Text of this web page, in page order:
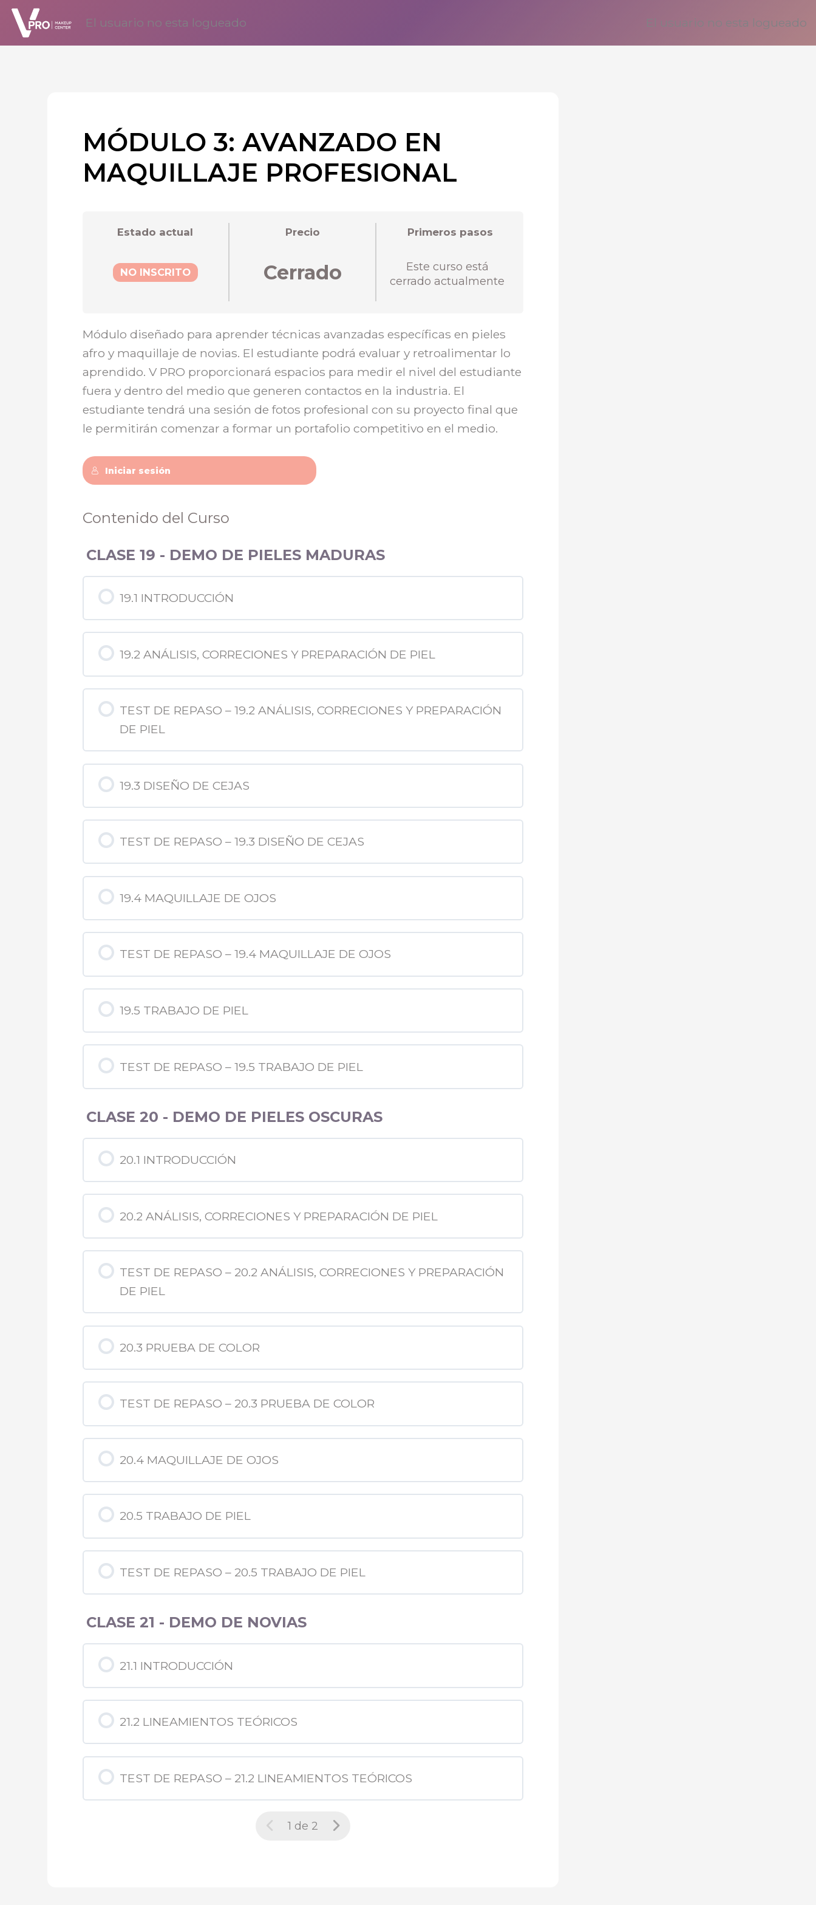
contenido
El usuario no esta logueado El usuario no esta logueado
MÓDULO 3: AVANZADO EN
MAQUILLAJE PROFESIONAL
Estado actual
NO INSCRITO
Precio
Cerrado
Primeros pasos
Este curso está
cerrado actualmente
Módulo diseñado para aprender técnicas avanzadas específicas en pieles
afro y maquillaje de novias. El estudiante podrá evaluar y retroalimentar lo
aprendido. V PRO proporcionará espacios para medir el nivel del estudiante
fuera y dentro del medio que generen contactos en la industria. El
estudiante tendrá una sesión de fotos profesional con su proyecto final que
le permitirán comenzar a formar un portafolio competitivo en el medio.
Iniciar sesión
Contenido del Curso
CLASE 19 - DEMO DE PIELES MADURAS
19.1 INTRODUCCIÓN
19.2 ANÁLISIS, CORRECIONES Y PREPARACIÓN DE PIEL
TEST DE REPASO – 19.2 ANÁLISIS, CORRECIONES Y PREPARACIÓN
DE PIEL
19.3 DISEÑO DE CEJAS
TEST DE REPASO – 19.3 DISEÑO DE CEJAS
19.4 MAQUILLAJE DE OJOS
TEST DE REPASO – 19.4 MAQUILLAJE DE OJOS
19.5 TRABAJO DE PIEL
TEST DE REPASO – 19.5 TRABAJO DE PIEL
CLASE 20 - DEMO DE PIELES OSCURAS
20.1 INTRODUCCIÓN
20.2 ANÁLISIS, CORRECIONES Y PREPARACIÓN DE PIEL
TEST DE REPASO – 20.2 ANÁLISIS, CORRECIONES Y PREPARACIÓN
DE PIEL
20.3 PRUEBA DE COLOR
TEST DE REPASO – 20.3 PRUEBA DE COLOR
20.4 MAQUILLAJE DE OJOS
20.5 TRABAJO DE PIEL
TEST DE REPASO – 20.5 TRABAJO DE PIEL
CLASE 21 - DEMO DE NOVIAS
21.1 INTRODUCCIÓN
21.2 LINEAMIENTOS TEÓRICOS
TEST DE REPASO – 21.2 LINEAMIENTOS TEÓRICOS
1 de 2